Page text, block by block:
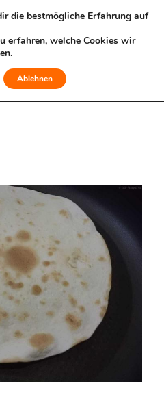
die bestmögliche Erfahrung auf
erfahren, welche Cookies wir
Ablehnen